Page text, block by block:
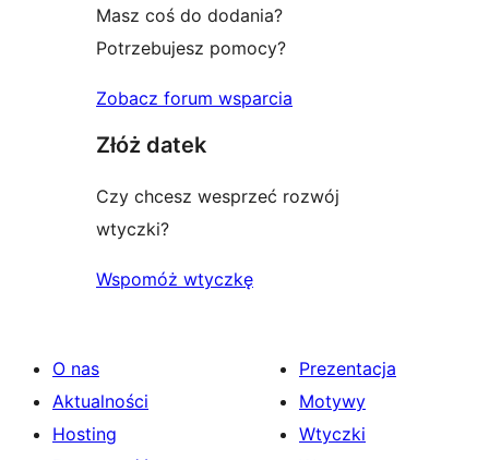
Masz coś do dodania?
Potrzebujesz pomocy?
Zobacz forum wsparcia
Złóż datek
Czy chcesz wesprzeć rozwój
wtyczki?
Wspomóż wtyczkę
O nas
Aktualności
Hosting
Prezentacja
Motywy
Wtyczki